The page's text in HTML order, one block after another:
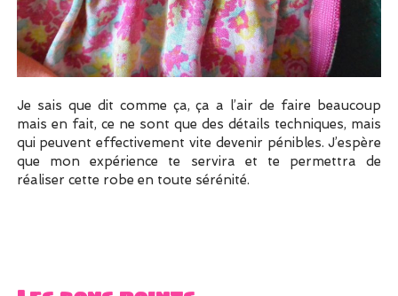
Je sais que dit comme ça, ça a l’air de faire beaucoup
mais en fait, ce ne sont que des détails techniques, mais
qui peuvent effectivement vite devenir pénibles. J’espère
que mon expérience te servira et te permettra de
réaliser cette robe en toute sérénité.